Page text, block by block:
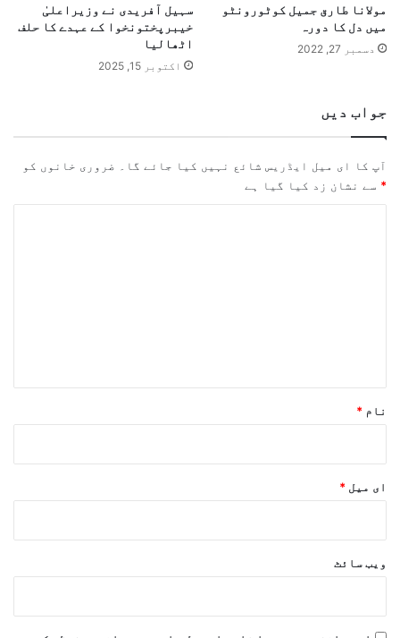
مولانا طارق جمیل کوٹورونٹو
میں دل کا دورہ
دسمبر 27, 2022
سہیل آفریدی نے وزیراعلیٰ
خیبرپختونخوا کے عہدے کا حلف
اٹھالیا
اکتوبر 15, 2025
جواب دیں
آپ کا ای میل ایڈریس شائع نہیں کیا جائے گا۔
ضروری خانوں کو
* سے نشان زد کیا گیا ہے
نام *
ای میل *
ویب‌ سائٹ